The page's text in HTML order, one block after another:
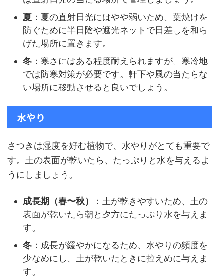
夏 ：夏の直射日光にはやや弱いため、葉焼けを
防ぐために半日陰や遮光ネットで日差しを和ら
げた場所に置きます。
冬 ：寒さにはある程度耐えられますが、寒冷地
では防寒対策が必要です。軒下や風の当たらな
い場所に移動させると良いでしょう。
水やり
さつきは湿度を好む植物で、水やりがとても重要で
す。土の表面が乾いたら、たっぷりと水を与えるよ
うにしましょう。
成長期（春〜秋）
：土が乾きやすいため、土の
表面が乾いたら朝と夕方にたっぷり水を与えま
す。
冬 ：成長が緩やかになるため、水やりの頻度を
少なめにし、土が乾いたときに控えめに与えま
す。